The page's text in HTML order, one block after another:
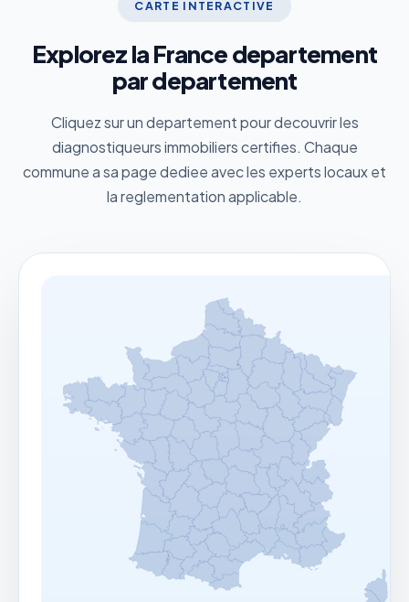
CARTE INTERACTIVE
Explorez la France departement
par departement
Cliquez sur un departement pour decouvrir les
diagnostiqueurs immobiliers certifies. Chaque
commune a sa page dediee avec les experts locaux et
la reglementation applicable.